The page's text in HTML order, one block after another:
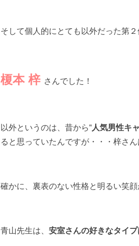
そして個人的にとても以外だった第２
榎本 梓 さんでした！
以外というのは、昔から“人気男性キ
ると思っていたんですが・・・梓さ
確かに、裏表のない性格と明るい笑
青山先生は、 安室さんの好きなタイプ